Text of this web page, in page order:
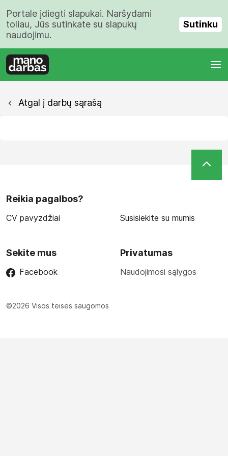
Portale įdiegti slapukai. Naršydami
toliau, Jūs sutinkate su slapukų
naudojimu.
Sutinku
Atgal į darbų sąrašą
Reikia pagalbos?
CV pavyzdžiai Susisiekite su mumis
Sekite mus
Facebook
Privatumas
Naudojimosi sąlygos
©2026 Visos teisės saugomos